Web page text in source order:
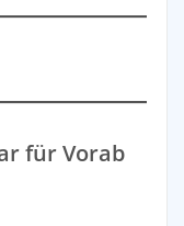
für Vorab